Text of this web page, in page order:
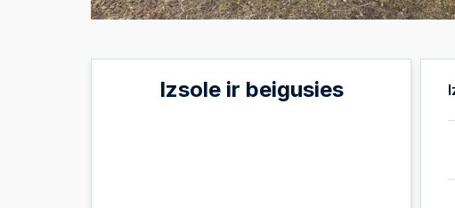
Izsole ir beigusies